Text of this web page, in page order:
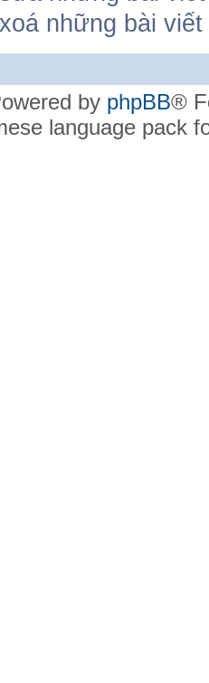
xoá những bài
by phpBB®
language pack